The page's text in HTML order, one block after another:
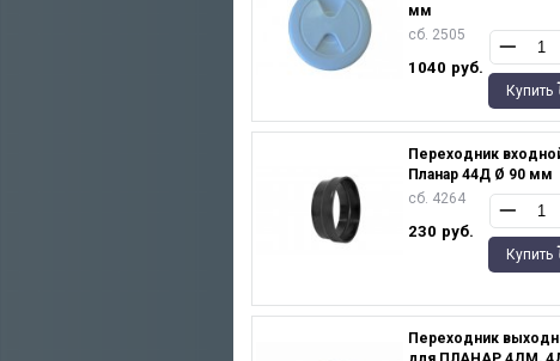
мм
сб. 2505
1040 руб.
Купить
Переходник
Планар 44Д Ø 90 мм
сб. 4264
230 руб.
Купить
Переходник